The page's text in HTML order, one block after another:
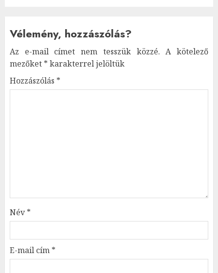
Vélemény, hozzászólás?
Az e-mail címet nem tesszük közzé. A kötelező
mezőket * karakterrel jelöltük
Hozzászólás *
Név*
E-mail cím *